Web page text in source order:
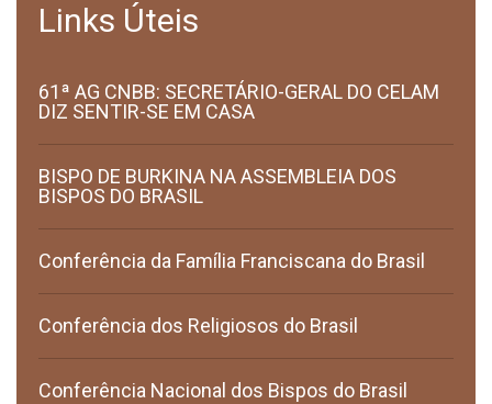
Links Úteis
61ª AG CNBB: SECRETÁRIO-GERAL DO CELAM
DIZ SENTIR-SE EM CASA
BISPO DE BURKINA NA ASSEMBLEIA DOS
BISPOS DO BRASIL
Conferência da Família Franciscana do Brasil
Conferência dos Religiosos do Brasil
Conferência Nacional dos Bispos do Brasil